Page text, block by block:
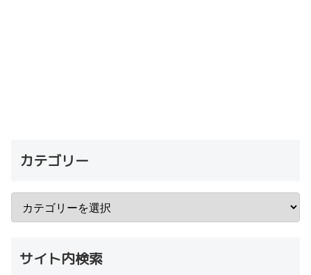
カテゴリー
サイト内検索